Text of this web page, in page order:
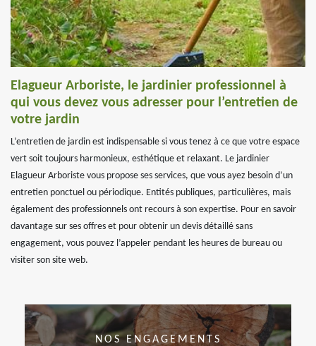
Elagueur Arboriste, le jardinier professionnel à
qui vous devez vous adresser pour l’entretien de
votre jardin
L’entretien de jardin est indispensable si vous tenez à ce que votre espace
vert soit toujours harmonieux, esthétique et relaxant. Le jardinier
Elagueur Arboriste vous propose ses services, que vous ayez besoin d’un
entretien ponctuel ou périodique. Entités publiques, particulières, mais
également des professionnels ont recours à son expertise. Pour en savoir
davantage sur ses offres et pour obtenir un devis détaillé sans
engagement, vous pouvez l’appeler pendant les heures de bureau ou
visiter son site web.
NOS ENGAGEMENTS